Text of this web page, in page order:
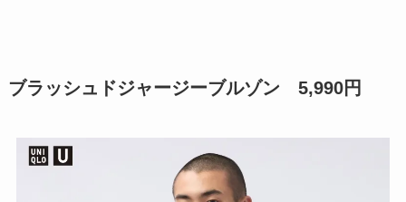
ブラッシュドジャージーブルゾン 5,990円